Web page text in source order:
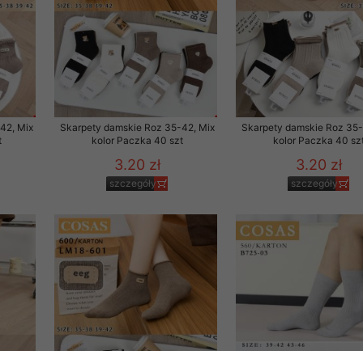
Mix
Skarpety damskie Roz 35-42, Mix
kolor Paczka 40 szt
3.20 zł
szczegóły
Skarpety damskie Roz
kolor Paczka 40
3.20 zł
szczegóły
przez OMEZ
wycofanie zgody nie
oraz usunięcia
zautomatyzowanemu
Twoich
osobowych.